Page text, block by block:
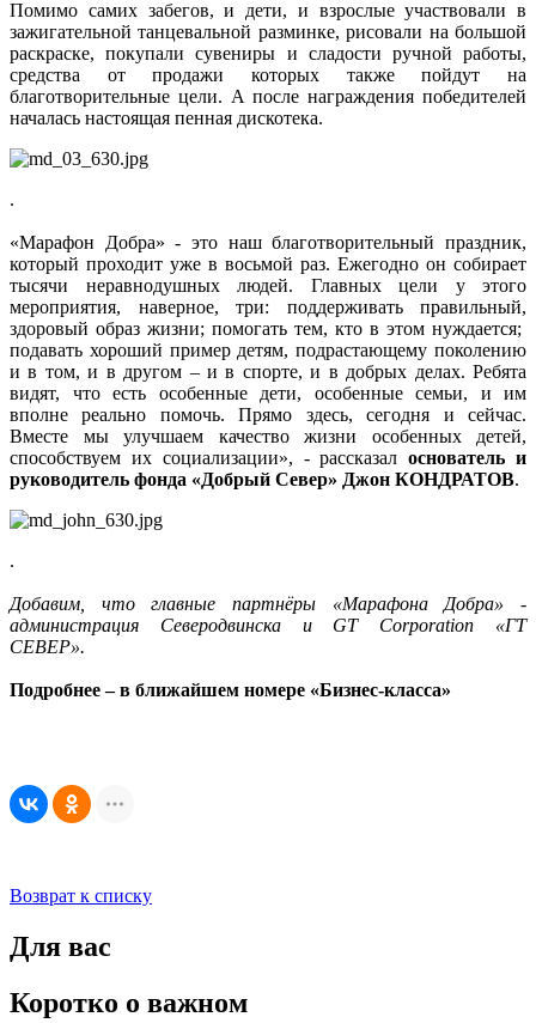
Помимо самих забегов, и дети, и взрослые участвовали в
зажигательной танцевальной разминке, рисовали на большой
раскраске, покупали сувениры и сладости ручной работы,
средства от продажи которых также пойдут на
благотворительные цели. А после награждения победителей
началась настоящая пенная дискотека.
.
«Марафон Добра» - это наш благотворительный праздник,
который проходит уже в восьмой раз. Ежегодно он собирает
тысячи неравнодушных людей. Главных цели у этого
мероприятия, наверное, три: поддерживать правильный,
здоровый образ жизни; помогать тем, кто в этом нуждается;
подавать хороший пример детям, подрастающему поколению
и в том, и в другом – и в спорте, и в добрых делах. Ребята
видят, что есть особенные дети, особенные семьи, и им
вполне реально помочь. Прямо здесь, сегодня и сейчас.
Вместе мы улучшаем качество жизни особенных детей,
способствуем их социализации», - рассказалоснователь и
руководитель фонда «Добрый Север» Джон КОНДРАТОВ.
.
Добавим, что главные партнёры «Марафона Добра» -
администрация Северодвинска и GT Corporation «ГТ
СЕВЕР».
Подробнее – в ближайшем номере «Бизнес-класса»
Возврат к списку
Для вас
Коротко о важном